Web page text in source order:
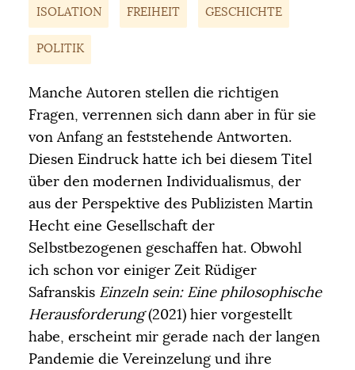
ISOLATION FREIHEIT GESCHICHTE
POLITIK
Manche Autoren stellen die richtigen
Fragen, verrennen sich dann aber in für sie
von Anfang an feststehende Antworten.
Diesen Eindruck hatte ich bei diesem Titel
über den modernen Individualismus, der
aus der Perspektive des Publizisten Martin
Hecht eine Gesellschaft der
Selbstbezogenen geschaffen hat. Obwohl
ich schon vor einiger Zeit Rüdiger
Safranskis Einzeln sein: Eine philosophische
Herausforderung(2021) hier vorgestellt
habe, erscheint mir gerade nach der langen
Pandemie die Vereinzelung und ihre